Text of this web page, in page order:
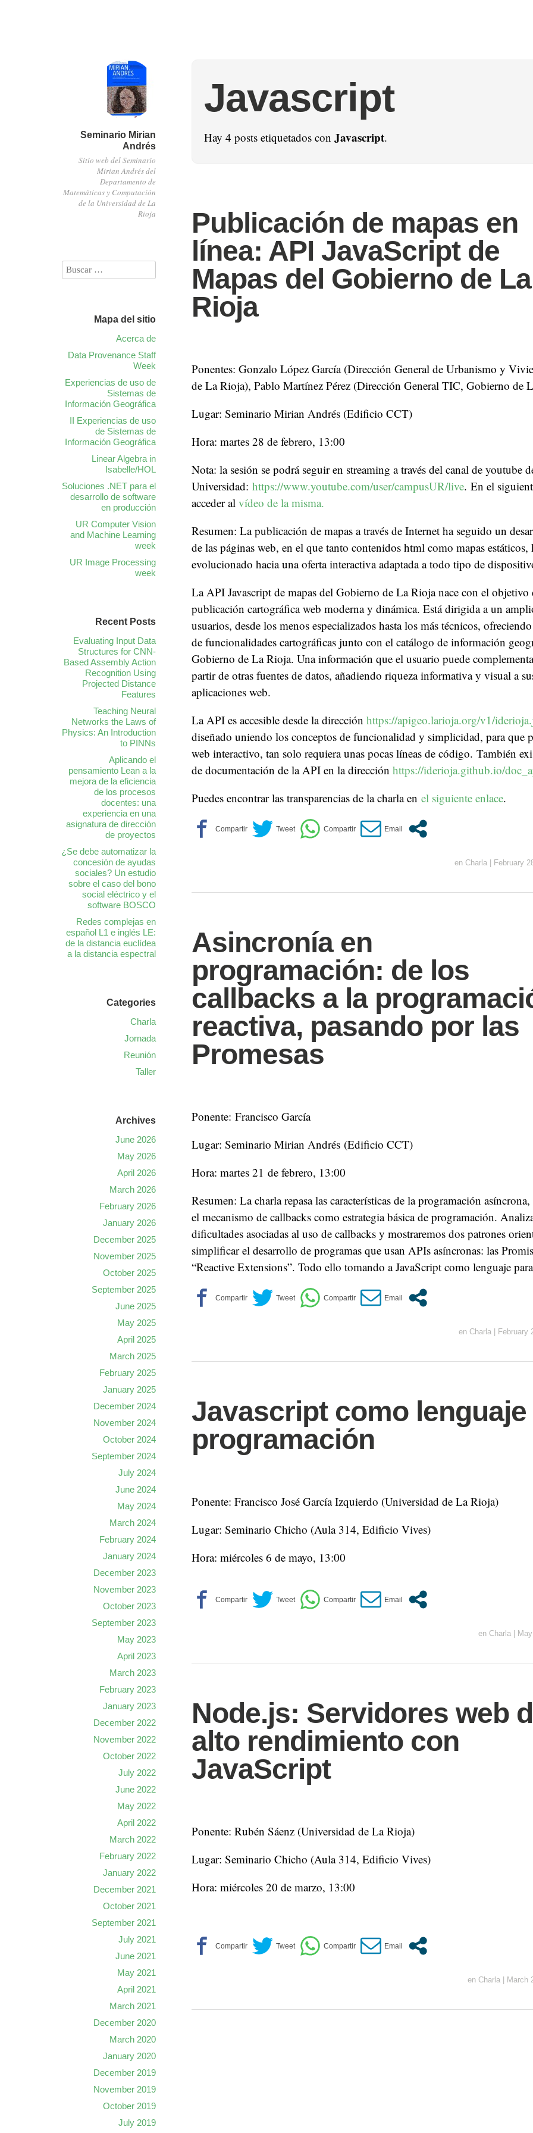
Seminario Mirian
Andrés
Sitio web del Seminario
Mirian Andrés del
Departamento de
Matemáticas y Computación
de la Universidad de La
Rioja
Javascript
Hay 4 posts etiquetados con Javascript.
Publicación de mapas en
línea: API JavaScript de
Mapas del Gobierno de La
Rioja
Ponentes: Gonzalo López García (Dirección General de Urbanismo y
de La Rioja), Pablo Martínez Pérez (Dirección General TIC, Gobierno de
Lugar: Seminario Mirian Andrés (Edificio CCT)
Hora: martes 28 de febrero, 13:00
Nota: la sesión se podrá seguir en streaming a través del canal de youtube
Universidad: https://www.youtube.com/user/campusUR/live. En el
acceder al vídeo de la misma.
Resumen: La publicación de mapas a través de Internet ha seguido un
de las páginas web, en el que tanto contenidos html como mapas estáticos,
evolucionado hacia una oferta interactiva adaptada a todo tipo de
La API Javascript de mapas del Gobierno de La Rioja nace con el
publicación cartográfica web moderna y dinámica. Está dirigida a un
usuarios, desde los menos especializados hasta los más técnicos,
de funcionalidades cartográficas junto con el catálogo de información
Gobierno de La Rioja. Una información que el usuario puede
partir de otras fuentes de datos, añadiendo riqueza informativa y visual a
aplicaciones web.
La API es accesible desde la dirección https://apigeo.larioja.org/v1/
diseñado uniendo los conceptos de funcionalidad y simplicidad, para que
web interactivo, tan solo requiera unas pocas líneas de código. También
de documentación de la API en la dirección https://iderioja.github.io/
Puedes encontrar las transparencias de la charla en el siguiente enlace.
en Charla February
Asincronía en
programación: de los
callbacks a la
reactiva, pasando por las
Promesas
Ponente: Francisco García
Lugar: Seminario Mirian Andrés (Edificio CCT)
Hora: martes 21 de febrero, 13:00
Resumen: La charla repasa las características de la programación
el mecanismo de callbacks como estrategia básica de programación.
dificultades asociadas al uso de callbacks y mostraremos dos patrones
simplificar el desarrollo de programas que usan APIs asíncronas: las
“Reactive Extensions”. Todo ello tomando a JavaScript como lenguaje
en Charla February
Javascript como lenguaje
programación
Ponente: Francisco José García Izquierdo (Universidad de La Rioja)
Lugar: Seminario Chicho (Aula 314, Edificio Vives)
Hora: miércoles 6 de mayo, 13:00
en Charla
Node.js: Servidores web
alto rendimiento con
JavaScript
Ponente: Rubén Sáenz (Universidad de La Rioja)
Lugar: Seminario Chicho (Aula 314, Edificio Vives)
Hora: miércoles 20 de marzo, 13:00
en Charla March
Mapa del sitio
Acerca de
Data Provenance Staff
Week
Experiencias de uso de
Sistemas de
Información Geográfica
II Experiencias de uso
de Sistemas de
Información Geográfica
Linear Algebra in
Isabelle/HOL
Soluciones .NET para el
desarrollo de software
en producción
UR Computer Vision
and Machine Learning
week
UR Image Processing
week
Recent Posts
Evaluating Input Data
Structures for CNN-
Based Assembly Action
Recognition Using
Projected Distance
Features
Teaching Neural
Networks the Laws of
Physics: An Introduction
to PINNs
Aplicando el
pensamiento Lean a la
mejora de la eficiencia
de los procesos
docentes: una
experiencia en una
asignatura de dirección
de proyectos
¿Se debe automatizar la
concesión de ayudas
sociales? Un estudio
sobre el caso del bono
social eléctrico y el
software BOSCO
Redes complejas en
español L1 e inglés LE:
de la distancia euclídea
a la distancia espectral
Categories
Charla
Jornada
Reunión
Taller
Archives
June 2026
May 2026
April 2026
March 2026
February 2026
January 2026
December 2025
November 2025
October 2025
September 2025
June 2025
May 2025
April 2025
March 2025
February 2025
January 2025
December 2024
November 2024
October 2024
September 2024
July 2024
June 2024
May 2024
March 2024
February 2024
January 2024
December 2023
November 2023
October 2023
September 2023
May 2023
April 2023
March 2023
February 2023
January 2023
December 2022
November 2022
October 2022
July 2022
June 2022
May 2022
April 2022
March 2022
February 2022
January 2022
December 2021
October 2021
September 2021
July 2021
June 2021
May 2021
April 2021
March 2021
December 2020
March 2020
January 2020
December 2019
November 2019
October 2019
July 2019